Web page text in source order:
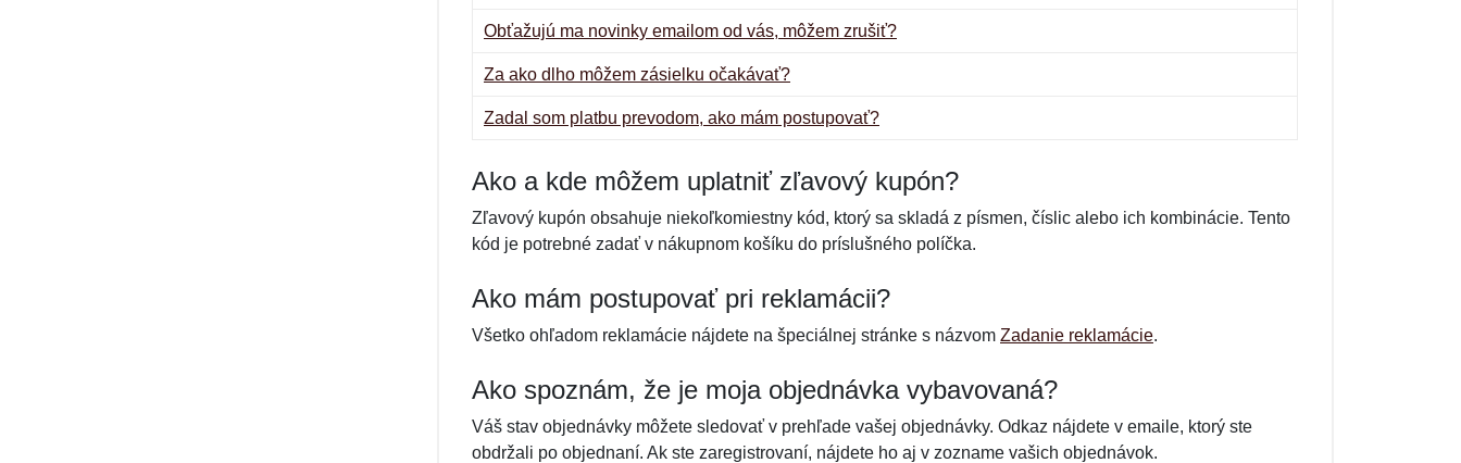
Obťažujú ma novinky emailom od vás, môžem zrušiť?
Za ako dlho môžem zásielku očakávať?
Zadal som platbu prevodom, ako mám postupovať?
Ako a kde môžem uplatniť zľavový kupón?
Zľavový kupón obsahuje niekoľkomiestny kód, ktorý sa skladá z písmen, číslic alebo ich kombinácie. Tento
kód je potrebné zadať v nákupnom košíku do príslušného políčka.
Ako mám postupovať pri reklamácii?
Všetko ohľadom reklamácie nájdete na špeciálnej stránke s názvom Zadanie reklamácie.
Ako spoznám, že je moja objednávka vybavovaná?
Váš stav objednávky môžete sledovať v prehľade vašej objednávky. Odkaz nájdete v emaile, ktorý ste
obdržali po objednaní. Ak ste zaregistrovaní, nájdete ho aj v zozname vašich objednávok.